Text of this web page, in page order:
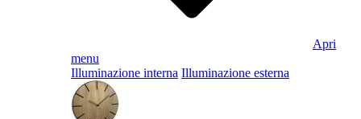
Apri
menu
Illuminazione interna Illuminazione esterna